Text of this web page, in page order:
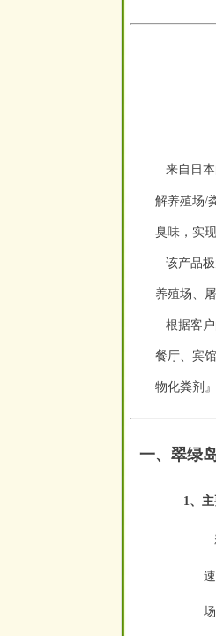
来自日本
解养殖场/
臭味，实
该产品极
养殖场、
根据客户
餐厅、宾
物化粪剂
一、翠绿
1、主